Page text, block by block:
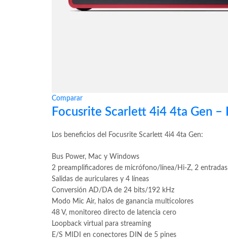
Comparar
Focusrite Scarlett 4i4 4ta Gen
Los beneficios del Focusrite Scarlett 4i4 4ta Gen:
Bus Power, Mac y Windows
2 preamplificadores de micrófono/línea/Hi-Z, 2 entradas
Salidas de auriculares y 4 líneas
Conversión AD/DA de 24 bits/192 kHz
Modo Mic Air, halos de ganancia multicolores
48 V, monitoreo directo de latencia cero
Loopback virtual para streaming
E/S MIDI en conectores DIN de 5 pines